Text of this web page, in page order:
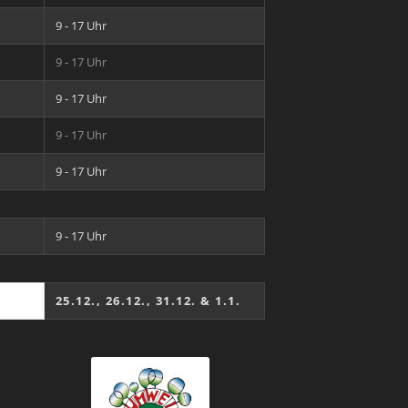
9 - 17 Uhr
9 - 17 Uhr
9 - 17 Uhr
9 - 17 Uhr
9 - 17 Uhr
9 - 17 Uhr
25.12., 26.12., 31.12. & 1.1.